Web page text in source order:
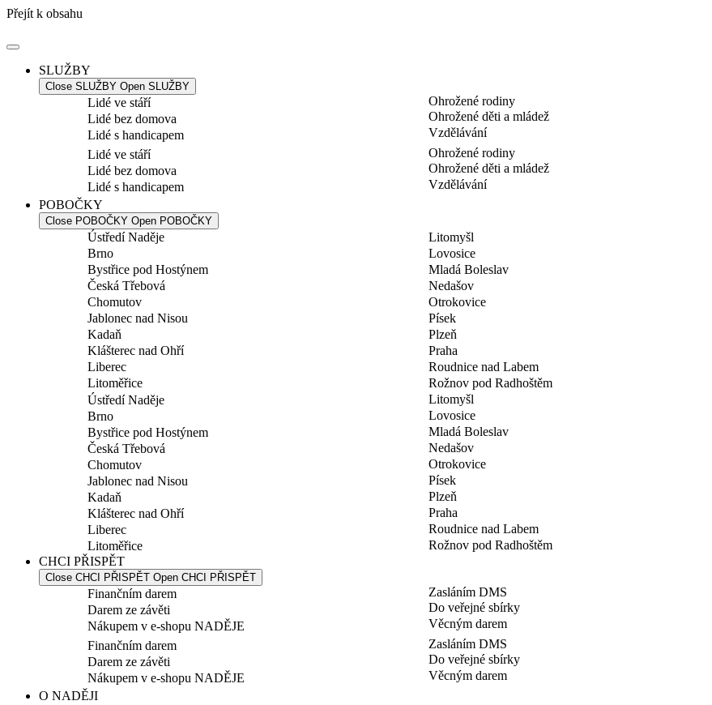
Přejít k obsahu
SLUŽBY
Close SLUŽBY Open SLUŽBY
Lidé ve stáří
Lidé bez domova
Lidé s handicapem
Ohrožené rodiny
Ohrožené děti a mládež
Vzdělávání
Lidé ve stáří
Lidé bez domova
Lidé s handicapem
Ohrožené rodiny
Ohrožené děti a mládež
Vzdělávání
POBOČKY
Close POBOČKY Open POBOČKY
Ústředí Naděje
Brno
Bystřice pod Hostýnem
Česká Třebová
Chomutov
Jablonec nad Nisou
Kadaň
Klášterec nad Ohří
Liberec
Litoměřice
Litomyšl
Lovosice
Mladá Boleslav
Nedašov
Otrokovice
Písek
Plzeň
Praha
Roudnice nad Labem
Rožnov pod Radhoštěm
Ústředí Naděje
Brno
Bystřice pod Hostýnem
Česká Třebová
Chomutov
Jablonec nad Nisou
Kadaň
Klášterec nad Ohří
Liberec
Litoměřice
Litomyšl
Lovosice
Mladá Boleslav
Nedašov
Otrokovice
Písek
Plzeň
Praha
Roudnice nad Labem
Rožnov pod Radhoštěm
CHCI PŘISPĚT
Close CHCI PŘISPĚT Open CHCI PŘISPĚT
Finančním darem
Darem ze závěti
Nákupem v e-shopu NADĚJE
Zasláním DMS
Do veřejné sbírky
Věcným darem
Finančním darem
Darem ze závěti
Nákupem v e-shopu NADĚJE
Zasláním DMS
Do veřejné sbírky
Věcným darem
O NADĚJI